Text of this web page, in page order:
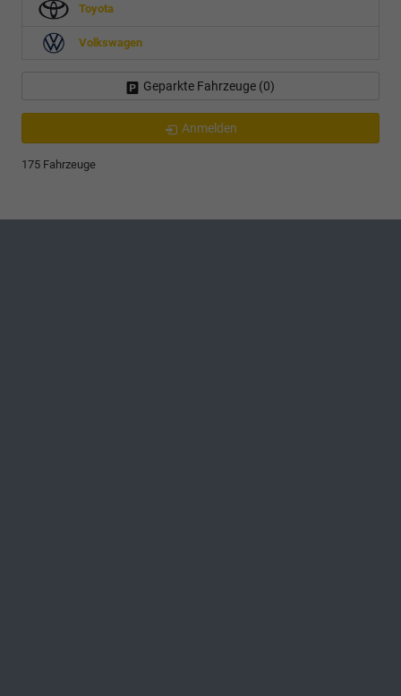
Toyota
Volkswagen
Geparkte Fahrzeuge (0)
Anmelden
175 Fahrzeuge